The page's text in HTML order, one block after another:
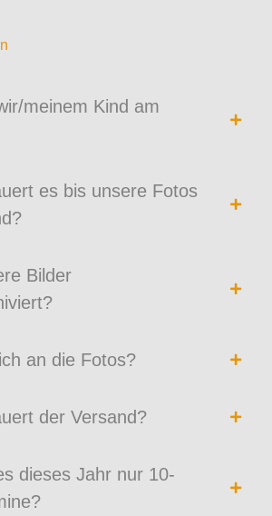
meinem Kind am
es bis unsere Fotos
Bilder
an die Fotos?
der Versand?
dieses Jahr nur 10-